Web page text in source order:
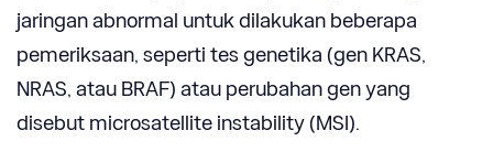
jaringan abnormal untuk dilakukan beberapa
pemeriksaan, seperti tes genetika (gen KRAS,
NRAS, atau BRAF) atau perubahan gen yang
disebut microsatellite instability (MSI).